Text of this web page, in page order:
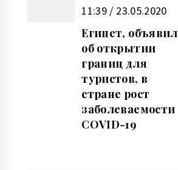
11:39 / 23.05.2020
Египет, объявил
об открытии
границ для
туристов, в
стране рост
заболеваемости
COVID-19